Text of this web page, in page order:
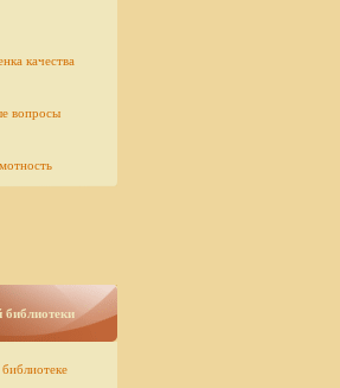
качества
вопросы